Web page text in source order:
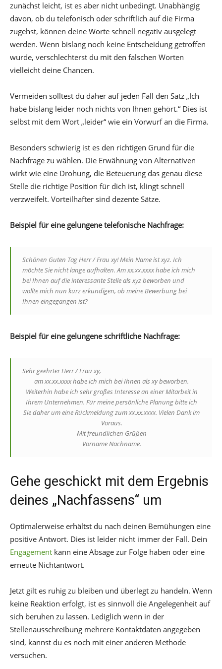
zunächst leicht, ist es aber nicht unbedingt. Unabhängig
davon, ob du telefonisch oder schriftlich auf die Firma
zugehst, können deine Worte schnell negativ ausgelegt
werden. Wenn bislang noch keine Entscheidung getroffen
wurde, verschlechterst du mit den falschen Worten
vielleicht deine Chancen.
Vermeiden solltest du daher auf jeden Fall den Satz „Ich
habe bislang leider noch nichts von Ihnen gehört.“ Dies ist
selbst mit dem Wort „leider“ wie ein Vorwurf an die Firma.
Besonders schwierig ist es den richtigen Grund für die
Nachfrage zu wählen. Die Erwähnung von Alternativen
wirkt wie eine Drohung, die Beteuerung das genau diese
Stelle die richtige Position für dich ist, klingt schnell
verzweifelt. Vorteilhafter sind dezente Sätze.
Beispiel für eine gelungene telefonische Nachfrage:
Schönen Guten Tag Herr / Frau xy! Mein Name ist xyz. Ich
möchte Sie nicht lange aufhalten. Am xx.xx.xxxx habe ich mich
bei Ihnen auf die interessante Stelle als xyz beworben und
wollte mich nun kurz erkundigen, ob meine Bewerbung bei
Ihnen eingegangen ist?
Beispiel für eine gelungene schriftliche Nachfrage:
Sehr geehrter Herr / Frau xy,
am xx.xx.xxxx habe ich mich bei Ihnen als xy beworben.
Weiterhin habe ich sehr großes Interesse an einer Mitarbeit in
Ihrem Unternehmen. Für meine persönliche Planung bitte ich
Sie daher um eine Rückmeldung zum xx.xx.xxxx. Vielen Dank im
Voraus.
Mit freundlichen Grüßen
Vorname Nachname.
Gehe geschickt mit dem Ergebnis
deines „Nachfassens“ um
Optimalerweise erhältst du nach deinen Bemühungen eine
positive Antwort. Dies ist leider nicht immer der Fall. Dein
Engagement kann eine Absage zur Folge haben oder eine
erneute Nichtantwort.
Jetzt gilt es ruhig zu bleiben und überlegt zu handeln. Wenn
keine Reaktion erfolgt, ist es sinnvoll die Angelegenheit auf
sich beruhen zu lassen. Lediglich wenn in der
Stellenausschreibung mehrere Kontaktdaten angegeben
sind, kannst du es noch mit einer anderen Methode
versuchen.